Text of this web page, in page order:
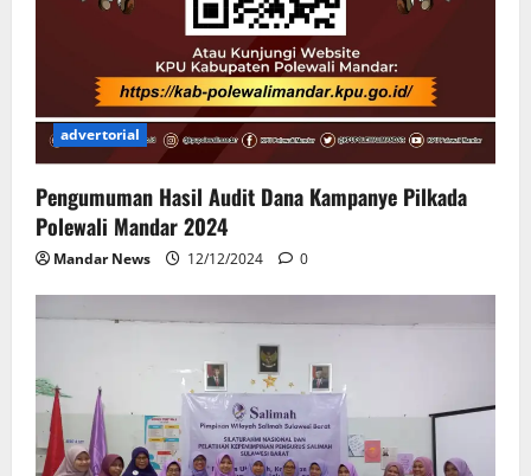
advertorial
Pengumuman Hasil Audit Dana Kampanye Pilkada
Polewali Mandar 2024
Mandar News 12/12/2024 0